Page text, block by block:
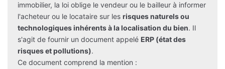
immobilier, la loi oblige le vendeur ou le bailleur à informer
l'acheteur ou le locataire sur les risques naturels ou
technologiques inhérents à la localisation du bien. Il
s'agit de fournir un document appelé ERP (état des
risques et pollutions).
Ce document comprend la mention :